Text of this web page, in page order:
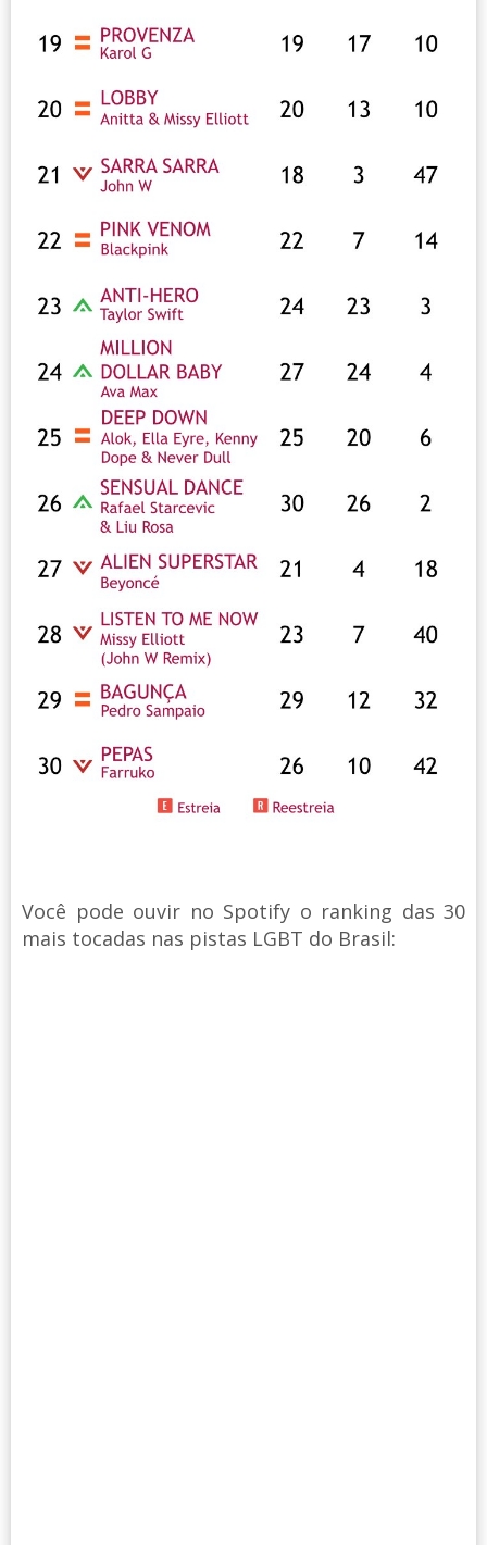
Você pode ouvir no Spotify o ranking das 30
mais tocadas nas pistas LGBT do Brasil: